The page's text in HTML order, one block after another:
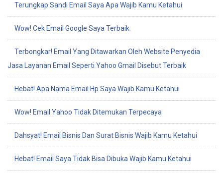
Terungkap Sandi Email Saya Apa Wajib Kamu Ketahui
Wow! Cek Email Google Saya Terbaik
Terbongkar! Email Yang Ditawarkan Oleh Website Penyedia
Jasa Layanan Email Seperti Yahoo Gmail Disebut Terbaik
Hebat! Apa Nama Email Hp Saya Wajib Kamu Ketahui
Wow! Email Yahoo Tidak Ditemukan Terpecaya
Dahsyat! Email Bisnis Dan Surat Bisnis Wajib Kamu Ketahui
Hebat! Email Saya Tidak Bisa Dibuka Wajib Kamu Ketahui